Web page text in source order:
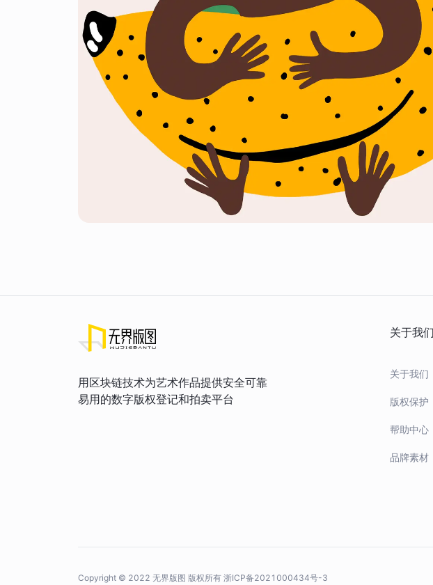
用区块链技术为艺术作品提供安全可靠
易用的数字版权登记和拍卖平台
关于我们
关于我们
版权保护
帮助中心
品牌素材
Copyright © 2022 无界版图 版权所有 浙ICP备2021000434号-3